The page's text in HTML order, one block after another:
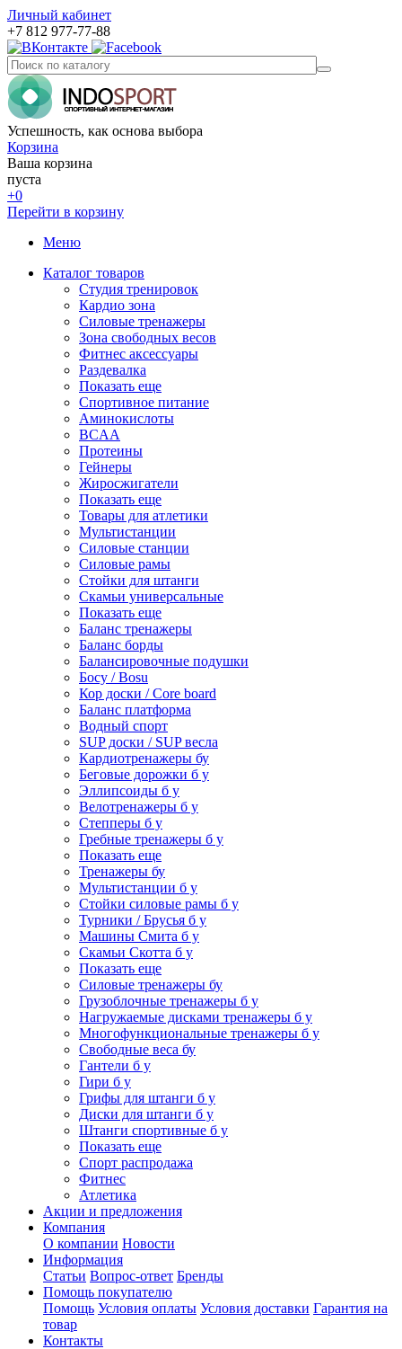
Личный кабинет
+7 812 977-77-88
Успешность, как основа выбора
Корзина
Ваша корзина
пуста
+0
Перейти в корзину
Меню
Каталог товаров
Студия тренировок
Кардио зона
Силовые тренажеры
Зона свободных весов
Фитнес аксессуары
Раздевалка
Показать еще
Спортивное питание
Аминокислоты
BCAA
Протеины
Гейнеры
Жиросжигатели
Показать еще
Товары для атлетики
Мультистанции
Силовые станции
Силовые рамы
Стойки для штанги
Скамьи универсальные
Показать еще
Баланс тренажеры
Баланс борды
Балансировочные подушки
Босу / Bosu
Кор доски / Core board
Баланс платформа
Водный спорт
SUP доски / SUP весла
Кардиотренажеры бу
Беговые дорожки б у
Эллипсоиды б у
Велотренажеры б у
Степперы б у
Гребные тренажеры б у
Показать еще
Тренажеры бу
Мультистанции б у
Стойки силовые рамы б у
Турники / Брусья б у
Машины Смита б у
Скамьи Скотта б у
Показать еще
Силовые тренажеры бу
Грузоблочные тренажеры б у
Нагружаемые дисками тренажеры б у
Многофункциональные тренажеры б у
Свободные веса бу
Гантели б у
Гири б у
Грифы для штанги б у
Диски для штанги б у
Штанги спортивные б у
Показать еще
Спорт распродажа
Фитнес
Атлетика
Акции и предложения
Компания
О компании Новости
Информация
Статьи Вопрос-ответ Бренды
Помощь покупателю
Помощь Условия оплаты Условия доставки Гарантия на
товар
Контакты